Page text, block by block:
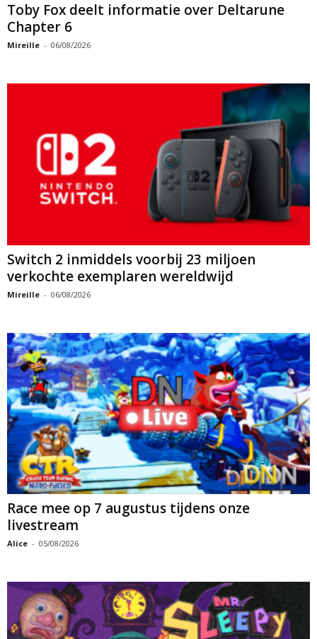
Toby Fox deelt informatie over Deltarune
Chapter 6
Mireille - 06/08/2026
Switch 2 inmiddels voorbij 23 miljoen
verkochte exemplaren wereldwijd
Mireille - 06/08/2026
Race mee op 7 augustus tijdens onze
livestream
Alice - 05/08/2026